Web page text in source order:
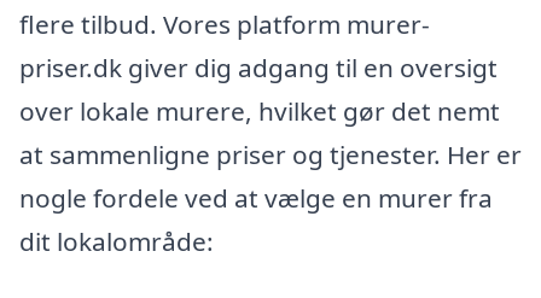
flere tilbud. Vores platform murer-
priser.dk giver dig adgang til en oversigt
over lokale murere, hvilket gør det nemt
at sammenligne priser og tjenester. Her er
nogle fordele ved at vælge en murer fra
dit lokalområde: